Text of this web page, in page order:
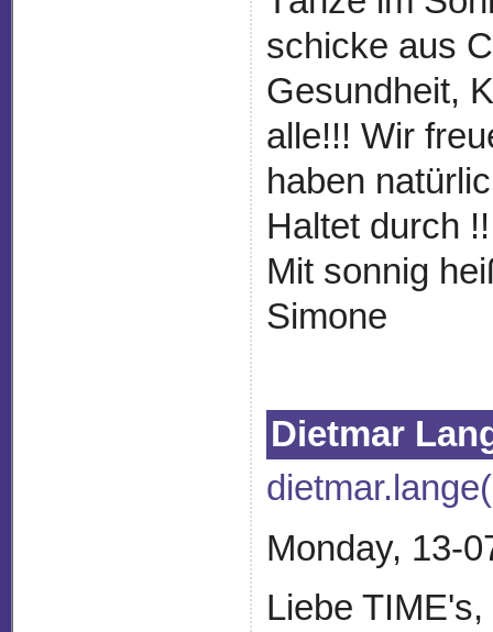
schicke aus
Gesundheit,
alle!!! Wir
haben
Haltet durch !!
Mit sonnig
Simone
Dietmar
Monday, 13-
Liebe TIME's,